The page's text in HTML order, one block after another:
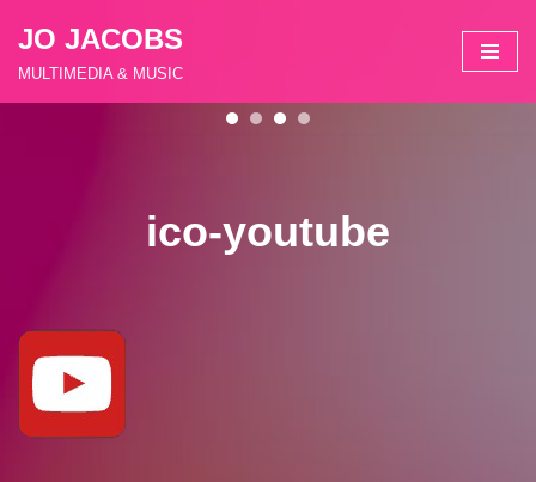
Zum
JO JACOBS
MULTIMEDIA & MUSIC
ico-youtube